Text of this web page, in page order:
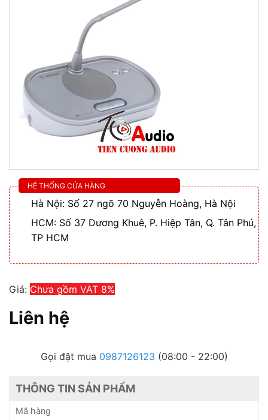
HỆ THỐNG CỬA HÀNG
Hà Nội: Số 27 ngõ 70 Nguyễn Hoàng, Hà Nội
HCM: Số 37 Dương Khuê, P. Hiệp Tân, Q. Tân Phú,
TP HCM
Giá: Chưa gồm VAT 8%
Liên hệ
Gọi đặt mua 0987126123 (08:00 - 22:00)
THÔNG TIN SẢN PHẨM
Mã hàng